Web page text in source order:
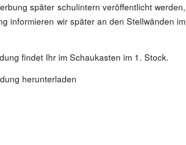
später schulintern veröffentlicht werden,
informieren wir später an den Stellwänden im
findet Ihr im Schaukasten im 1. Stock.
herunterladen